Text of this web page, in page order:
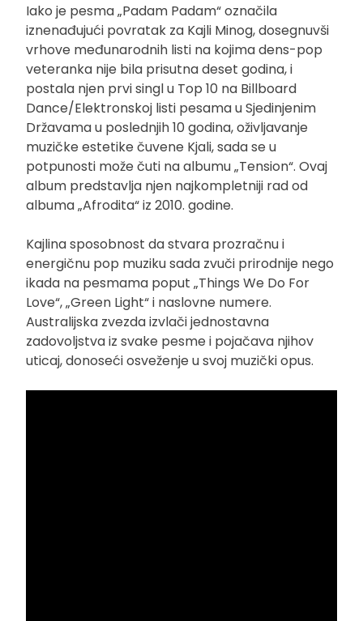
Iako je pesma „Padam Padam“ označila
iznenađujući povratak za Kajli Minog, dosegnuvši
vrhove međunarodnih listi na kojima dens-pop
veteranka nije bila prisutna deset godina, i
postala njen prvi singl u Top 10 na Billboard
Dance/Elektronskoj listi pesama u Sjedinjenim
Državama u poslednjih 10 godina, oživljavanje
muzičke estetike čuvene Kjali, sada se u
potpunosti može čuti na albumu „Tension“. Ovaj
album predstavlja njen najkompletniji rad od
albuma „Afrodita“ iz 2010. godine.
Kajlina sposobnost da stvara prozračnu i
energičnu pop muziku sada zvuči prirodnije nego
ikada na pesmama poput „Things We Do For
Love“, „Green Light“ i naslovne numere.
Australijska zvezda izvlači jednostavna
zadovoljstva iz svake pesme i pojačava njihov
uticaj, donoseći osveženje u svoj muzički opus.